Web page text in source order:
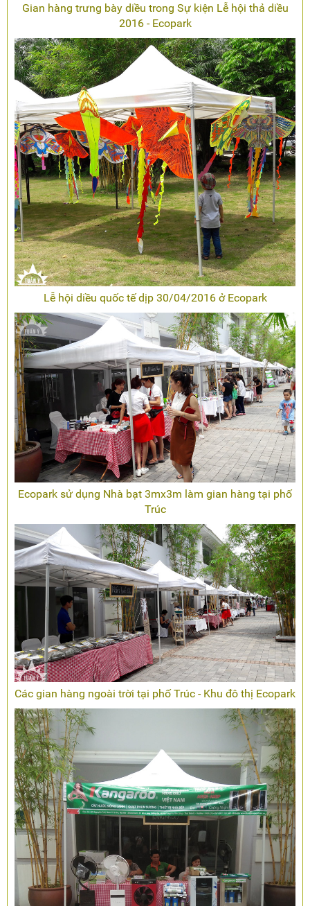
Gian hàng trưng bày diều trong Sự kiện Lễ hội thả diều
2016 - Ecopark
Lễ hội diều quốc tế dịp 30/04/2016 ở Ecopark
Ecopark sử dụng Nhà bạt 3mx3m làm gian hàng tại phố
Trúc
Các gian hàng ngoài trời tại phố Trúc - Khu đô thị Ecopark